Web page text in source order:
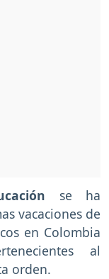
se ha
vacaciones de
en Colombia
al
orden.